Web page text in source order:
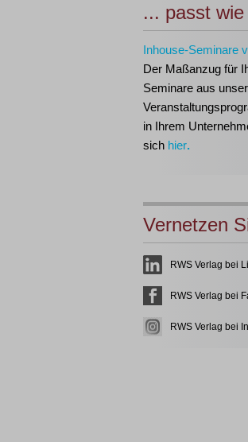
... passt wie
Inhouse-Seminare
Der Maßanzug für
Seminare aus
in Ihrem
sich hier.
Vernetzen
RWS Verlag bei
RWS Verlag bei
RWS Verlag bei